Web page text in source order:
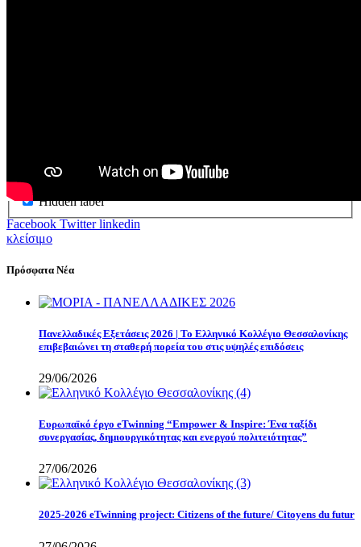
Hidden label
Hidden label
Facebook Twitter linkedin
κλείσιμο
Πρόσφατα Νέα
Πανελλαδικές Εξετάσεις 2026 | Το Ελληνικό Κολλέγιο Θεσσαλονίκης
επιβεβαιώνει τη σταθερή πορεία του στις υψηλές επιδόσεις
29/06/2026
Eυρωπαϊκό έργο eTwinning “Empower & Inspire: Ένα ταξίδι
συνεργασίας, δημιουργικότητας και ενεργού πολιτειότητας”
27/06/2026
2025-2026 eTwinning project: Citizens of the future/ Citoyens du futur